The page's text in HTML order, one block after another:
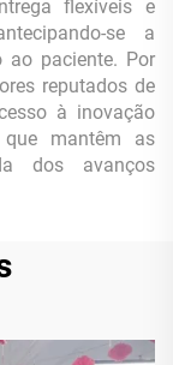
flexíveis e
se a
ao paciente. Por
reputados de
à inovação
mantêm as
dos avanços